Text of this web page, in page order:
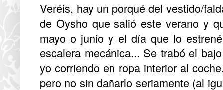
Veréis, hay un porqué del vestido/
de Oysho que salió este verano y
mayo o junio y el día que lo
escalera mecánica... Se trabó el
yo corriendo en ropa interior al
pero no sin dañarlo seriamente (al